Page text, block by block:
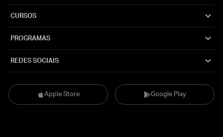
Apple Store Google Play
CURSOS
PROGRAMAS
REDES SOCIAIS